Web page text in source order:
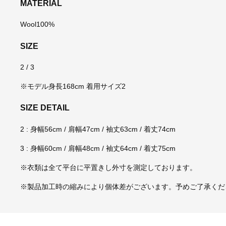
MATERIAL
Wool100%
SIZE
2 / 3
※モデル身長168cm 着用サイズ2
SIZE DETAIL
2 : 身幅56cm / 肩幅47cm / 袖丈63cm / 着丈74cm
3 : 身幅60cm / 肩幅48cm / 袖丈64cm / 着丈75cm
※衣類は全て平台に平置きし外寸を測定しております。
※製品加工時の縮みにより個体差がございます。予めご了承く